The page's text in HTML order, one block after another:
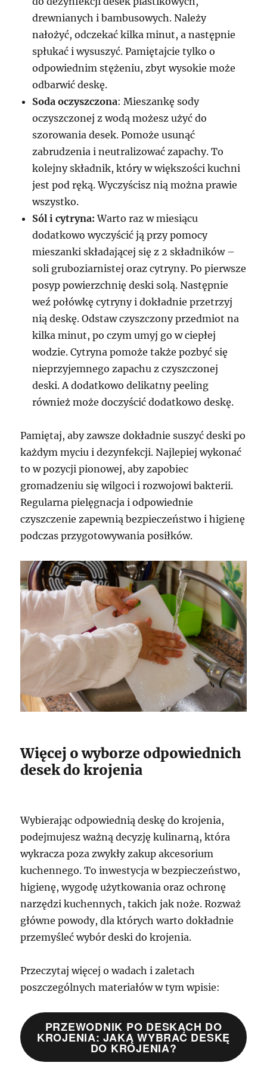
drewnianych i bambusowych. Należy
nałożyć, odczekać kilka minut, a następnie
spłukać i wysuszyć. Pamiętajcie tylko o
odpowiednim stężeniu, zbyt wysokie może
odbarwić deskę.
Soda oczyszczona: Mieszankę sody
oczyszczonej z wodą możesz użyć do
szorowania desek. Pomoże usunąć
zabrudzenia i neutralizować zapachy. To
kolejny składnik, który w większości kuchni
jest pod ręką. Wyczyścisz nią można prawie
wszystko.
Sól i cytryna: Warto raz w miesiącu
dodatkowo wyczyścić ją przy pomocy
mieszanki składającej się z 2 składników –
soli gruboziarnistej oraz cytryny. Po pierwsze
posyp powierzchnię deski solą. Następnie
weź połówkę cytryny i dokładnie przetrzyj
nią deskę. Odstaw czyszczony przedmiot na
kilka minut, po czym umyj go w ciepłej
wodzie. Cytryna pomoże także pozbyć się
nieprzyjemnego zapachu z czyszczonej
deski. A dodatkowo delikatny peeling
również może doczyścić dodatkowo deskę.
Pamiętaj, aby zawsze dokładnie suszyć deski po
każdym myciu i dezynfekcji. Najlepiej wykonać
to w pozycji pionowej, aby zapobiec
gromadzeniu się wilgoci i rozwojowi bakterii.
Regularna pielęgnacja i odpowiednie
czyszczenie zapewnią bezpieczeństwo i higienę
podczas przygotowywania posiłków.
Więcej o wyborze odpowiednich
desek do krojenia
Wybierając odpowiednią deskę do krojenia,
podejmujesz ważną decyzję kulinarną, która
wykracza poza zwykły zakup akcesorium
kuchennego. To inwestycja w bezpieczeństwo,
higienę, wygodę użytkowania oraz ochronę
narzędzi kuchennych, takich jak noże. Rozważ
główne powody, dla których warto dokładnie
przemyśleć wybór deski do krojenia.
Przeczytaj więcej o wadach i zaletach
poszczególnych materiałów w tym wpisie:
PRZEWODNIK PO DESKACH DO
KROJENIA: JAKĄ WYBRAĆ DESKĘ
DO KROJENIA?